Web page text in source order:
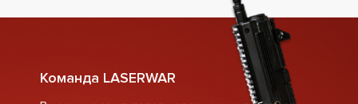
Команда LASERWAR